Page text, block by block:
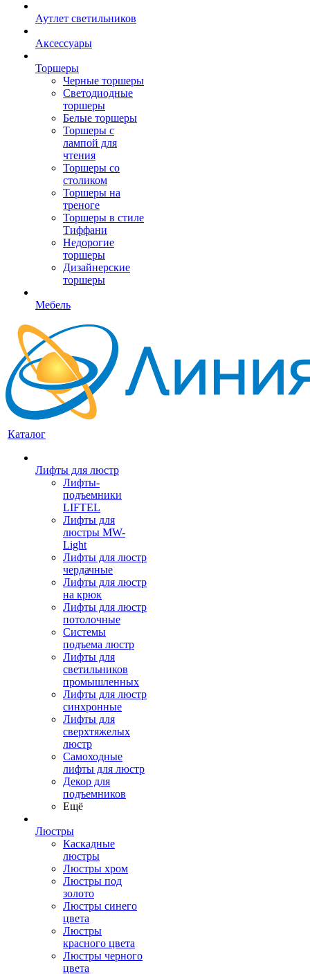
Аутлет светильников
Аксессуары
Торшеры
Черные торшеры
Светодиодные
торшеры
Белые торшеры
Торшеры с
лампой для
чтения
Торшеры со
столиком
Торшеры на
треноге
Торшеры в стиле
Тиффани
Недорогие
торшеры
Дизайнерские
торшеры
Мебель
Каталог
Лифты для люстр
Лифты-
подъемники
LIFTEL
Лифты для
люстры MW-
Light
Лифты для люстр
чердачные
Лифты для люстр
на крюк
Лифты для люстр
потолочные
Системы
подъема люстр
Лифты для
светильников
промышленных
Лифты для люстр
синхронные
Лифты для
сверхтяжелых
люстр
Самоходные
лифты для люстр
Декор для
подъемников
Ещё
Люстры
Каскадные
люстры
Люстры хром
Люстры под
золото
Люстры синего
цвета
Люстры
красного цвета
Люстры черного
цвета